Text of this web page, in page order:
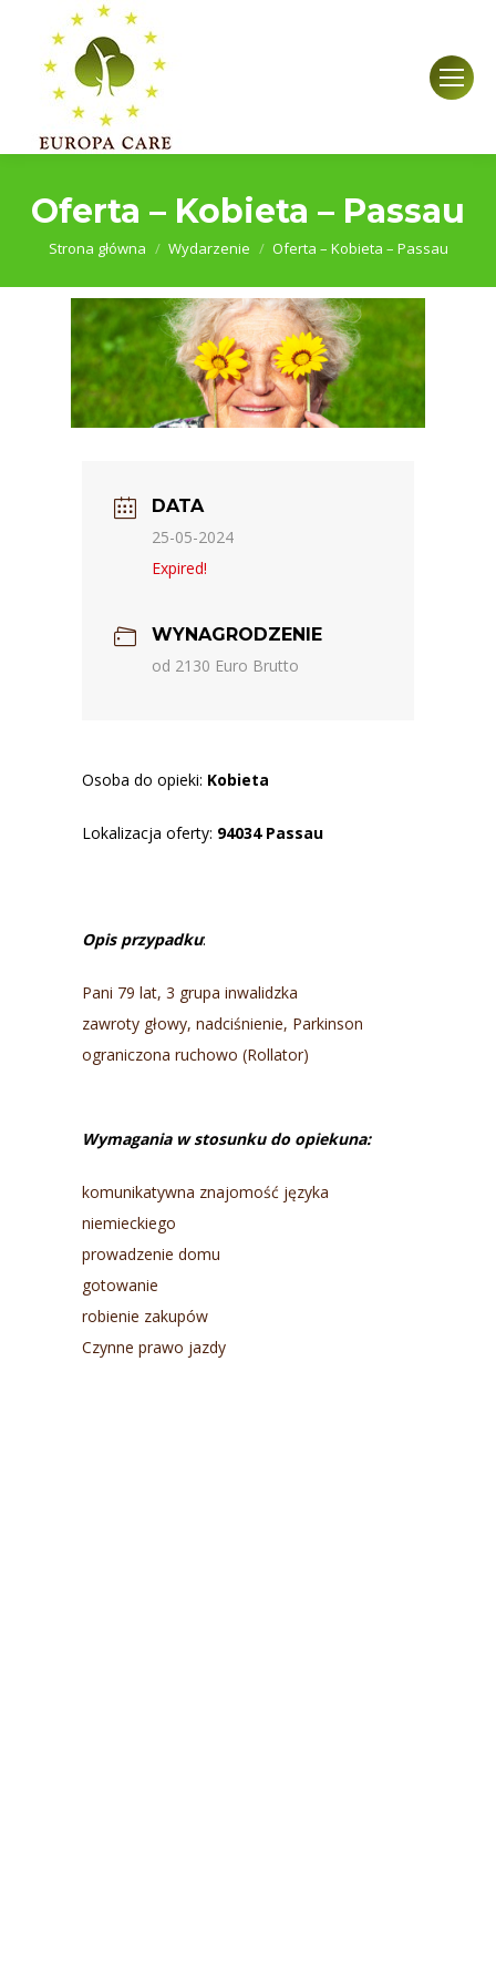
Oferta – Kobieta – Passau
Jesteś tutaj:
Strona główna Wydarzenie Oferta – Kobieta – Passau
DATA
25-05-2024
Expired!
WYNAGRODZENIE
od 2130 Euro Brutto
Osoba do opieki: Kobieta
Lokalizacja oferty: 94034 Passau
Opis przypadku:
Pani 79 lat, 3 grupa inwalidzka
zawroty głowy, nadciśnienie, Parkinson
ograniczona ruchowo (Rollator)
Wymagania w stosunku do opiekuna:
komunikatywna znajomość języka
niemieckiego
prowadzenie domu
gotowanie
robienie zakupów
Czynne prawo jazdy